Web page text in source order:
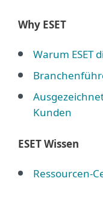
Why ESET
Warum ESET
Kunden
ESET Wissen
Ressourcen-